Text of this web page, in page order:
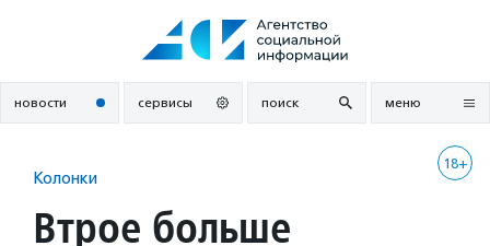
новости сервисы поиск меню
18+
Колонки
Втрое больше